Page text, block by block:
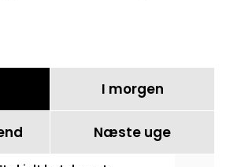
I morgen
Næste uge